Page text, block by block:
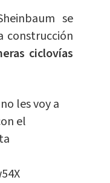
se
construcción
ciclovías
les voy a
el